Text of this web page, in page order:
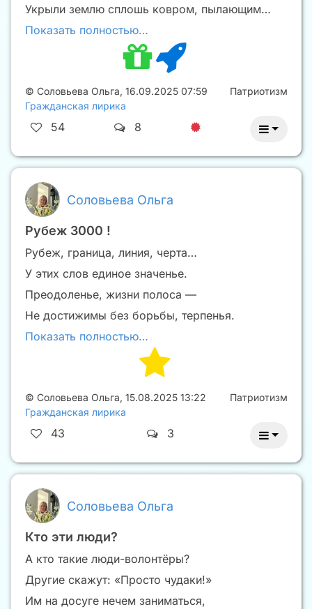
Укрыли землю сплошь ковром, пылающим…
Показать полностью…
© Соловьева Ольга, 16.09.2025 07:59
Гражданская лирика
Патриотизм
54 8
Соловьева Ольга
Рубеж 3000 !
Рубеж, граница, линия, черта…
У этих слов единое значенье.
Преодоленье, жизни полоса —
Не достижимы без борьбы, терпенья.
Показать полностью…
© Соловьева Ольга, 15.08.2025 13:22
Гражданская лирика
Патриотизм
43 3
Соловьева Ольга
Кто эти люди?
А кто такие люди-волонтёры?
Другие скажут: «Просто чудаки!»
Им на досуге нечем заниматься,